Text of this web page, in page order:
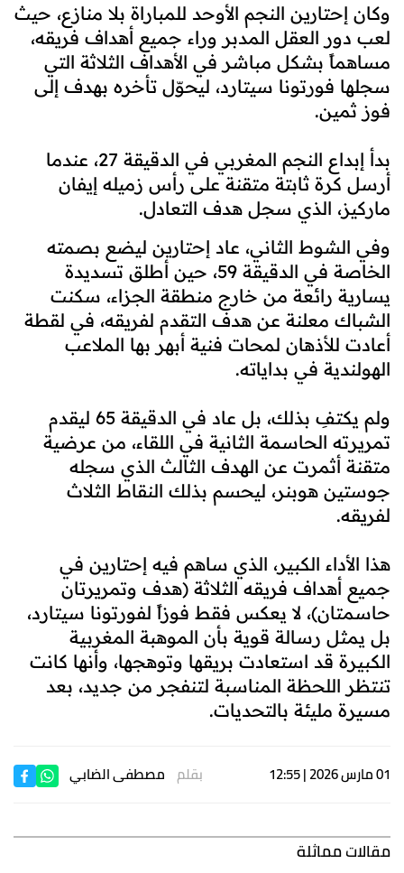
وكان إحتارين النجم الأوحد للمباراة بلا منازع، حيث
لعب دور العقل المدبر وراء جميع أهداف فريقه،
مساهماً بشكل مباشر في الأهداف الثلاثة التي
سجلها فورتونا سيتارد، ليحوّل تأخره بهدف إلى
فوز ثمين.
بدأ إبداع النجم المغربي في الدقيقة 27، عندما
أرسل كرة ثابتة متقنة على رأس زميله إيفان
ماركيز، الذي سجل هدف التعادل.
وفي الشوط الثاني، عاد إحتارين ليضع بصمته
الخاصة في الدقيقة 59، حين أطلق تسديدة
يسارية رائعة من خارج منطقة الجزاء، سكنت
الشباك معلنة عن هدف التقدم لفريقه، في لقطة
أعادت للأذهان لمحات فنية أبهر بها الملاعب
الهولندية في بداياته.
ولم يكتفِ بذلك، بل عاد في الدقيقة 65 ليقدم
تمريرته الحاسمة الثانية في اللقاء، من عرضية
متقنة أثمرت عن الهدف الثالث الذي سجله
جوستين هوبنر، ليحسم بذلك النقاط الثلاث
لفريقه.
هذا الأداء الكبير، الذي ساهم فيه إحتارين في
جميع أهداف فريقه الثلاثة (هدف وتمريرتان
حاسمتان)، لا يعكس فقط فوزاً لفورتونا سيتارد،
بل يمثل رسالة قوية بأن الموهبة المغربية
الكبيرة قد استعادت بريقها وتوهجها، وأنها كانت
تنتظر اللحظة المناسبة لتنفجر من جديد، بعد
مسيرة مليئة بالتحديات.
01 مارس 2026 | 12:55 بقلم مصطفى الضابي
مقالات مماثلة